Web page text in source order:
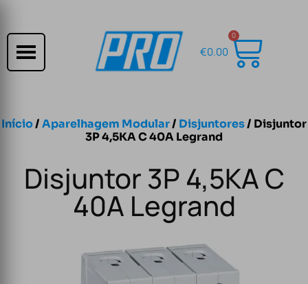
€0.00
0
Início/Aparelhagem Modular/ Disjuntores/ Disjuntor
3P 4,5KA C 40A Legrand
Disjuntor 3P 4,5KA C
40A Legrand